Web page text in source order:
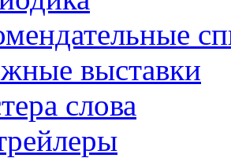
выставки
слова